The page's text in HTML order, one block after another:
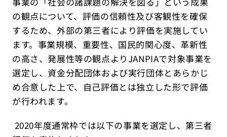
の観点について、評価の信頼性及び客観性を確保
するため、外部の第三者により評価を実施してい
ます。事業規模、重要性、国民的関心度、革新性
の高さ、発展性等の観点よりJANPIAで対象事業を
選定し、資金分配団体および実行団体とあらかじ
め合意した上で、自己評価とは独立した形で評価
が行われます。
2020年度通常枠では以下の事業を選定し、第三者